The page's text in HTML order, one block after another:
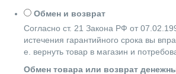
Обмен и возврат
Согласно ст. 21 Закона РФ от
истечения гарантийного срока вы
е. вернуть товар в магазин и
Обмен товара или возврат